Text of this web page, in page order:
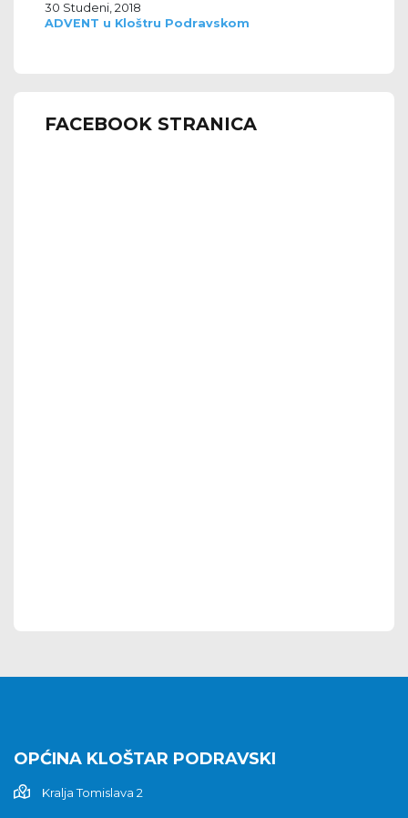
30 Studeni, 2018
ADVENT u Kloštru Podravskom
FACEBOOK STRANICA
OPĆINA KLOŠTAR PODRAVSKI
Kralja Tomislava 2